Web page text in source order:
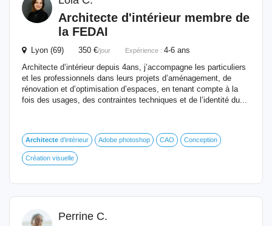
Architecte d'intérieur membre de
la FEDAI
Lyon (69) 350 €/jour Expérience : 4-6 ans
Architecte d’intérieur depuis 4ans, j’accompagne les particuliers
et les professionnels dans leurs projets d’aménagement, de
rénovation et d’optimisation d’espaces, en tenant compte à la
fois des usages, des contraintes techniques et de l’identité du...
Architecte d'intérieur Adobe photoshop CAO Conception
Création visuelle
Perrine C.